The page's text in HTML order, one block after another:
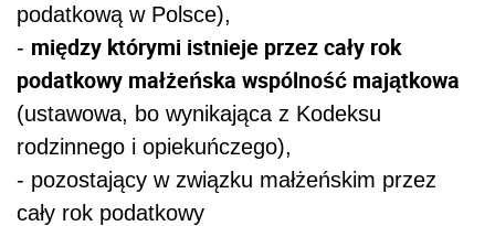
podatkową w Polsce),
- między którymi istnieje przez cały rok
podatkowy małżeńska wspólność majątkowa
(ustawowa, bo wynikająca z Kodeksu
rodzinnego i opiekuńczego),
- pozostający w związku małżeńskim przez
cały rok podatkowy